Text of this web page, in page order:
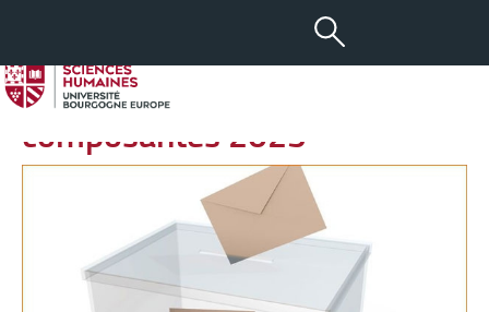
aA - +
05 DÉC 2025
Élections aux conseils des
composantes 2025